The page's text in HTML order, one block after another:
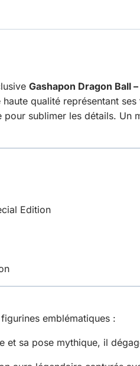
Gashapon Dragon Ball
qualité représentant
sublimer les détails.
Edition
emblématiques :
et sa pose mythique, il